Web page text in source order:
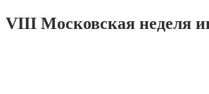
VIII Московская неделя